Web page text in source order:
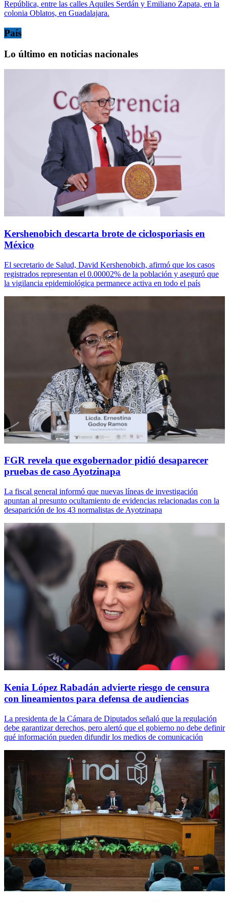
República, entre las calles Aquiles Serdán y Emiliano Zapata, en la
colonia Oblatos, en Guadalajara.
País
Lo último en noticias nacionales
Kershenobich descarta brote de ciclosporiasis en
México
El secretario de Salud, David Kershenobich, afirmó que los casos
registrados representan el 0.00002% de la población y aseguró que
la vigilancia epidemiológica permanece activa en todo el país
FGR revela que exgobernador pidió desaparecer
pruebas de caso Ayotzinapa
La fiscal general informó que nuevas líneas de investigación
apuntan al presunto ocultamiento de evidencias relacionadas con la
desaparición de los 43 normalistas de Ayotzinapa
Kenia López Rabadán advierte riesgo de censura
con lineamientos para defensa de audiencias
La presidenta de la Cámara de Diputados señaló que la regulación
debe garantizar derechos, pero alertó que el gobierno no debe definir
qué información pueden difundir los medios de comunicación